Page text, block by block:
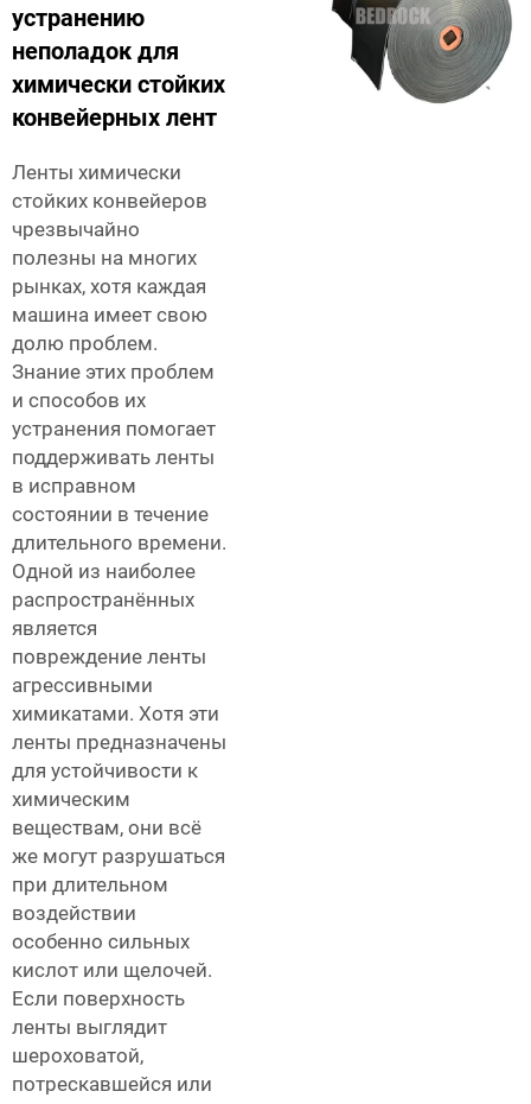
устранению
неполадок для
химически стойких
конвейерных лент
Ленты химически
стойких конвейеров
чрезвычайно
полезны на многих
рынках, хотя каждая
машина имеет свою
долю проблем.
Знание этих проблем
и способов их
устранения помогает
поддерживать ленты
в исправном
состоянии в течение
длительного времени.
Одной из наиболее
распространённых
является
повреждение ленты
агрессивными
химикатами. Хотя эти
ленты предназначены
для устойчивости к
химическим
веществам, они всё
же могут разрушаться
при длительном
воздействии
особенно сильных
кислот или щелочей.
Если поверхность
ленты выглядит
шероховатой,
потрескавшейся или